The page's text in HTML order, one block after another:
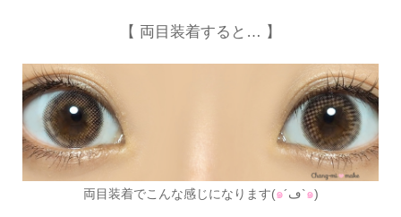
【 両目装着すると… 】
両目装着でこんな感じになります(๑ ´ڡ`๑)